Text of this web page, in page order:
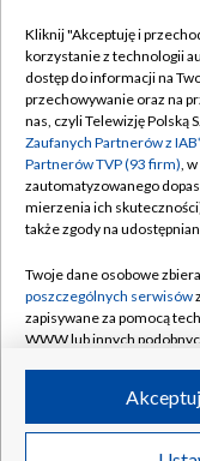
Abonament TVP
Emisja w TVP
Centrum
Naziemna
Rada Programowa
System NOS
Informacje o
Program dla prasy
©2026
Kliknij "Akceptuję i
korzystanie z technologii
dostęp do informacji na
przechowywanie oraz na
nas, czyli Telewizję Polską
Zaufanych Partnerów z
Partnerów TVP (93 firm),
zautomatyzowanego
mierzenia ich
także zgody na
Twoje dane osobowe
poszczególnych serwisów
zapisywane za pomocą
WWW lub innych
ruchu w Internecie.
Twoje dane osobowe